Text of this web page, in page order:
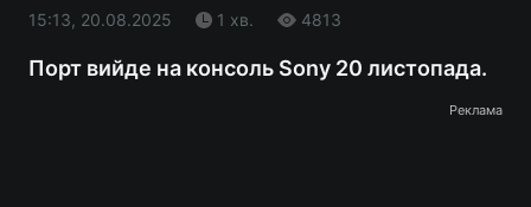
15:13, 20.08.2025 1 хв. 4813
Порт вийде на консоль Sony 20 листопада.
Реклама